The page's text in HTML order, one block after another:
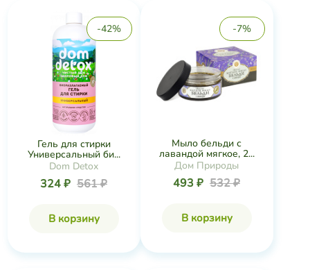
-42%
Гель для стирки
Универсальный би...
Dom Detox
324 ₽ 561 ₽
В корзину
-7%
Мыло бельди с
лавандой мягкое, 2...
Дом Природы
493 ₽ 532 ₽
В корзину